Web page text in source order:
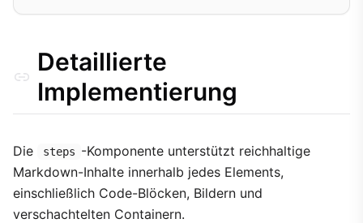
Detaillierte
Implementierung
Die steps -Komponente unterstützt reichhaltige
Markdown-Inhalte innerhalb jedes Elements,
einschließlich Code-Blöcken, Bildern und
verschachtelten Containern.